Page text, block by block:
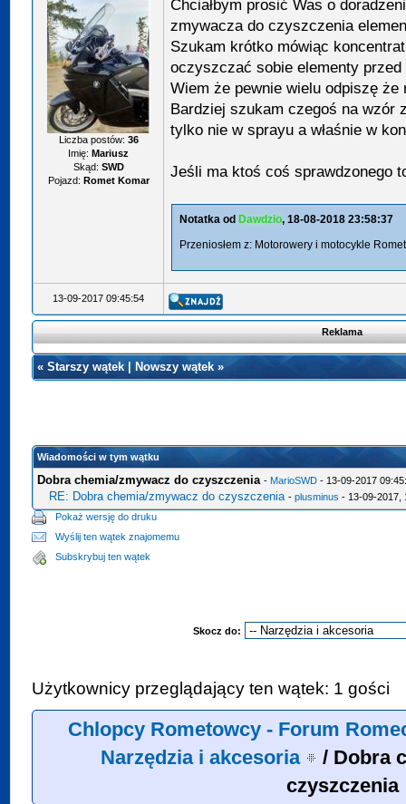
Liczba postów: 36
Imię: Mariusz
Skąd: SWD
Pojazd: Romet Komar
Chciałbym prosić Was o
zmywacza do czyszczenia
Szukam krótko mówiąc
oczyszczać sobie elementy
Wiem że pewnie wielu odpiszę
Bardziej szukam czegoś na wzór
tylko nie w sprayu a właśnie w
Jeśli ma ktoś coś sprawdzonego
Notatka od Dawdzio, 18-08-2018 23:58:37
Przeniosłem z: Motorowery i motocykle
13-09-2017 09:45:54
Reklama
«Starszy wątek Nowszy wątek»
Wiadomości w tym wątku
Dobra chemia/zmywacz do czyszczenia - MarioSWD - 13-09-2017
RE: Dobra chemia/zmywacz do czyszczenia -plusminus - 13-09-2017,
Pokaż wersję do druku
Wyślij ten wątek znajomemu
Subskrybuj ten wątek
Skocz do:
Użytkownicy przeglądający ten wątek: 1 gości
Chlopcy Rometowcy - Forum
Narzędzia i akcesoria
/ Dobra
czyszczenia